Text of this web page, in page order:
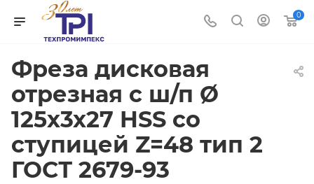
0
Фреза дисковая
отрезная с ш/п Ø
125х3х27 HSS со
ступицей Z=48 тип 2
ГОСТ 2679-93